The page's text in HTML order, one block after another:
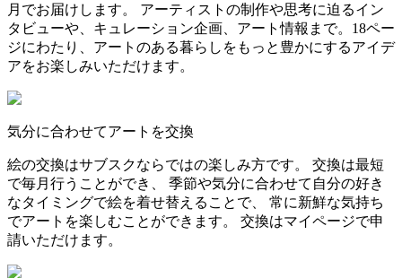
月でお届けします。 アーティストの制作や思考に迫るイン
タビューや、キュレーション企画、アート情報まで。18ペー
ジにわたり、アートのある暮らしをもっと豊かにするアイデ
アをお楽しみいただけます。
気分に合わせてアートを交換
絵の交換はサブスクならではの楽しみ方です。 交換は最短
で毎月行うことができ、 季節や気分に合わせて自分の好き
なタイミングで絵を着せ替えることで、 常に新鮮な気持ち
でアートを楽しむことができます。 交換はマイページで申
請いただけます。